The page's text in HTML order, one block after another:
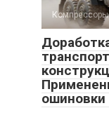
Компрессоры
ошиновки